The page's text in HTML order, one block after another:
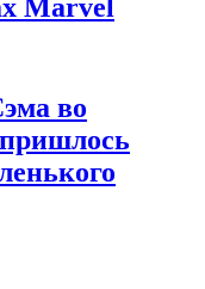
Marvel
во